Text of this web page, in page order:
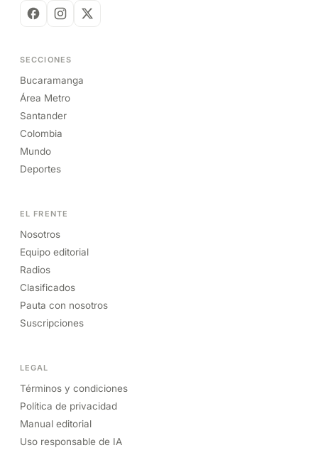
SECCIONES
Bucaramanga
Área Metro
Santander
Colombia
Mundo
Deportes
EL FRENTE
Nosotros
Equipo editorial
Radios
Clasificados
Pauta con nosotros
Suscripciones
LEGAL
Términos y condiciones
Política de privacidad
Manual editorial
Uso responsable de IA